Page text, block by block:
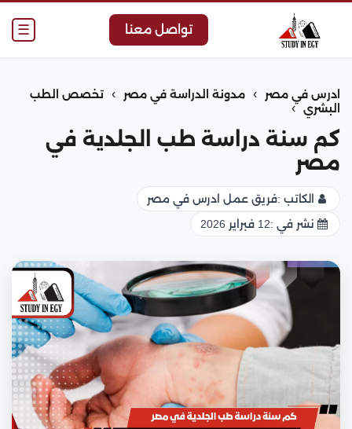
☰ تواصل معنا
ادرس في مصر › مدونة الدراسة في مصر ›
تخصص الطب
البشري
›
كم سنة دراسة طب الجلدية في
مصر
الكاتب :فريق عمل ادرس في مصر
نشر في :12 فبراير 2026